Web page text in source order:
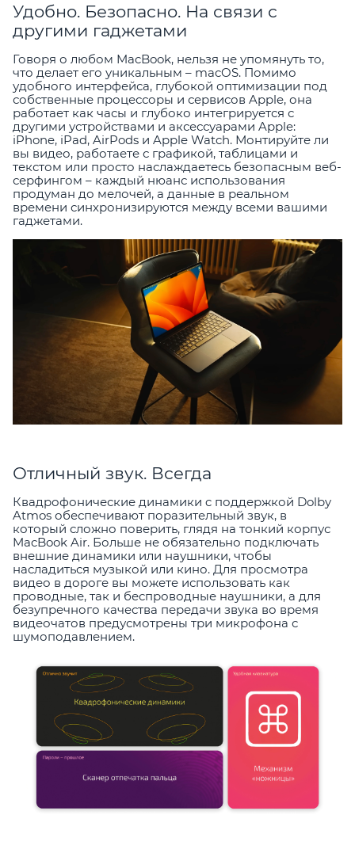
Удобно. Безопасно. На связи с
другими гаджетами
Говоря о любом MacBook, нельзя не упомянуть то,
что делает его уникальным – macOS. Помимо
удобного интерфейса, глубокой оптимизации под
собственные процессоры и сервисов Apple, она
работает как часы и глубоко интегрируется с
другими устройствами и аксессуарами Apple:
iPhone, iPad, AirPods и Apple Watch. Монтируйте ли
вы видео, работаете с графикой, таблицами и
текстом или просто наслаждаетесь безопасным веб-
серфингом – каждый нюанс использования
продуман до мелочей, а данные в реальном
времени синхронизируются между всеми вашими
гаджетами.
Отличный звук. Всегда
Квадрофонические динамики c поддержкой Dolby
Atmos обеспечивают поразительный звук, в
который сложно поверить, глядя на тонкий корпус
MacBook Air. Больше не обязательно подключать
внешние динамики или наушники, чтобы
насладиться музыкой или кино. Для просмотра
видео в дороге вы можете использовать как
проводные, так и беспроводные наушники, а для
безупречного качества передачи звука во время
видеочатов предусмотрены три микрофона с
шумоподавлением.